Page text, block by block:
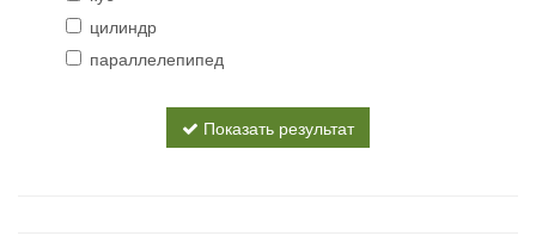
цилиндр
параллелепипед
Показать результат